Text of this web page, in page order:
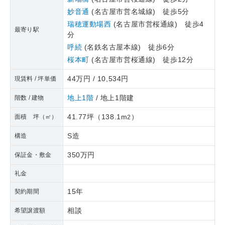
最寄り駅
妙音通 (名古屋市営名城線) 徒歩5分
瑞穂運動場西 (名古屋市営桜通線) 徒歩4
分
呼続 (名鉄名古屋本線) 徒歩6分
桜本町 (名古屋市営桜通線) 徒歩12分
現賃料 / 坪単価 44万円 / 10,534円
階数 / 建物 地上1階 / 地上1階建
面積 坪（㎡） 41.77坪 （ 138.1m2 ）
構造 S造
保証金・敷金 350万円
礼金
契約期間 15年
希望譲渡額 相談